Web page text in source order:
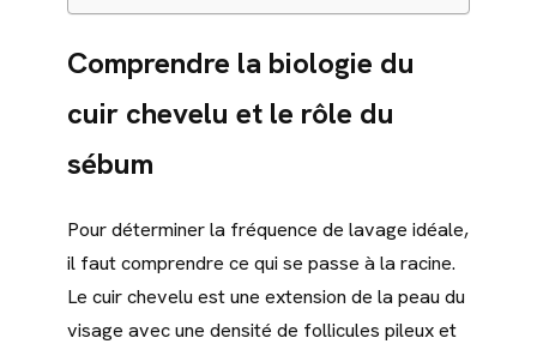
Comprendre la biologie du
cuir chevelu et le rôle du
sébum
Pour déterminer la fréquence de lavage idéale,
il faut comprendre ce qui se passe à la racine.
Le cuir chevelu est une extension de la peau du
visage avec une densité de follicules pileux et